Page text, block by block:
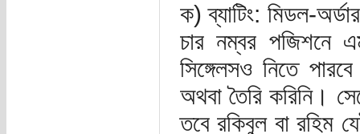
ক) ব্যাটিং: মিডল-
চার নম্বর পজিশনে
সিঙ্গেলসও নিতে
অথবা তৈরি করিনি।
তবে রকিবুল বা রহিম